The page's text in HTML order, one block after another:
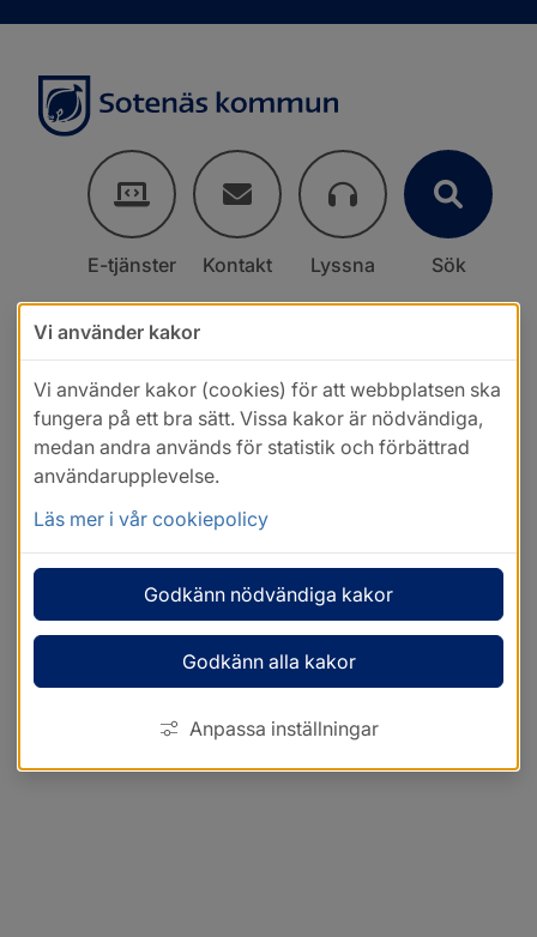
E-tjänster Kontakt Lyssna Sök
Vi använder kakor
Vi använder kakor (cookies) för att webbplatsen ska
fungera på ett bra sätt. Vissa kakor är nödvändiga,
medan andra används för statistik och förbättrad
användarupplevelse.
Läs mer i vår cookiepolicy
Godkänn nödvändiga kakor
Godkänn alla kakor
Anpassa inställningar